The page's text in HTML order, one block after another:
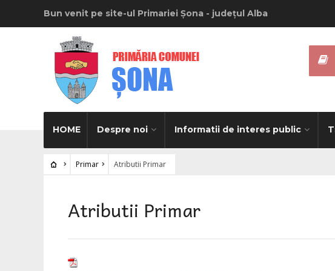
Bun venit pe site-ul Primariei Șona - județul Alba
HOME Despre noi Informatii de interes public
Primar Atributii Primar
Atributii Primar